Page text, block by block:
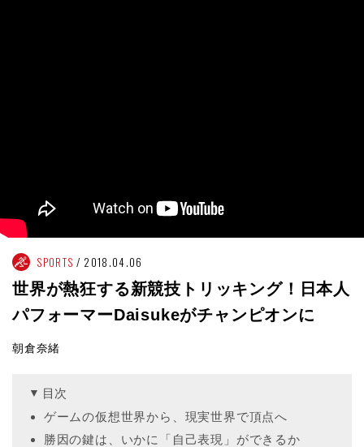
SPORTS 2018.04.06
世界が熱狂する新競技トリッキング！日本人
パフォーマーDaisukeがチャンピオンに
朝倉奈緒
目次
ゲームの仮想世界から、現実世界で頂点へ
勝因の鍵は、いかに「自己表現」ができるか